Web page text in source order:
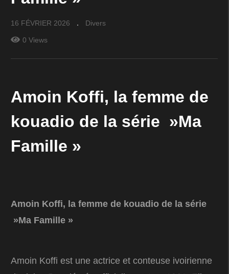
16 FÉVRIER 2026 Divers
0 Views
Amoin Koffi, la femme de
kouadio de la série »Ma
Famille »
Amoin Koffi, la femme de kouadio de la série
»Ma Famille »
Amoin Koffi est une actrice et conteuse ivoirienne